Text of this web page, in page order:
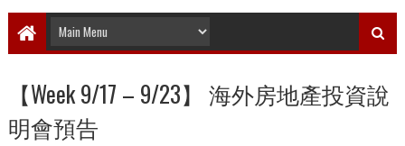
【Week 9/17 – 9/23】 海外房地產投資說
明會預告